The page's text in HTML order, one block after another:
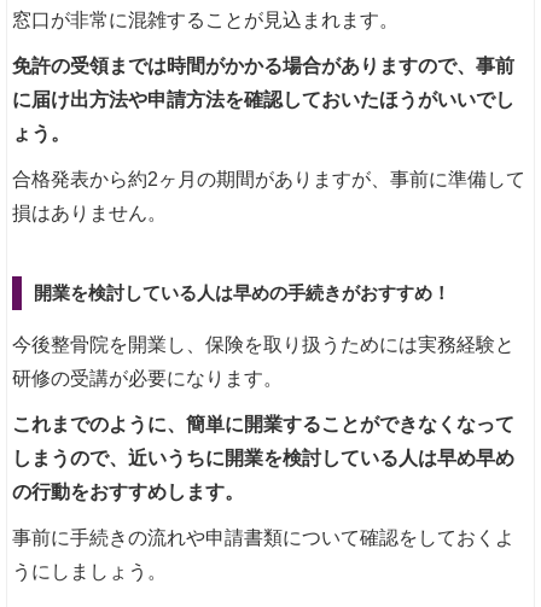
窓口が非常に混雑することが見込まれます。
免許の受領までは時間がかかる場合がありますので、事前
に届け出方法や申請方法を確認しておいたほうがいいでし
ょう。
合格発表から約2ヶ月の期間がありますが、事前に準備して
損はありません。
開業を検討している人は早めの手続きがおすすめ！
今後整骨院を開業し、保険を取り扱うためには実務経験と
研修の受講が必要になります。
これまでのように、簡単に開業することができなくなって
しまうので、近いうちに開業を検討している人は早め早め
の行動をおすすめします。
事前に手続きの流れや申請書類について確認をしておくよ
うにしましょう。